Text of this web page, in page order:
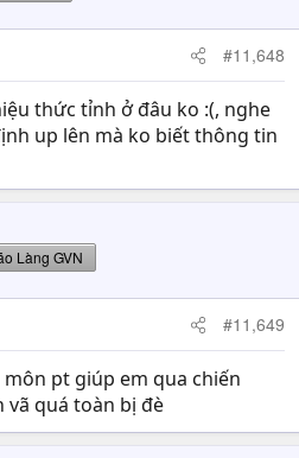
#11,648
thức tỉnh ở đâu ko :(, nghe
up lên mà ko biết thông tin
Làng GVN
#11,649
pt giúp em qua chiến
vã quá toàn bị đè